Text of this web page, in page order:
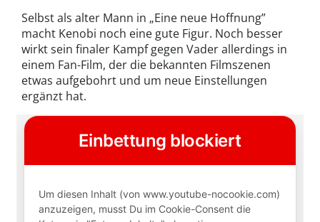
Selbst als alter Mann in „Eine neue Hoffnung”
macht Kenobi noch eine gute Figur. Noch besser
wirkt sein finaler Kampf gegen Vader allerdings in
einem Fan-Film, der die bekannten Filmszenen
etwas aufgebohrt und um neue Einstellungen
ergänzt hat.